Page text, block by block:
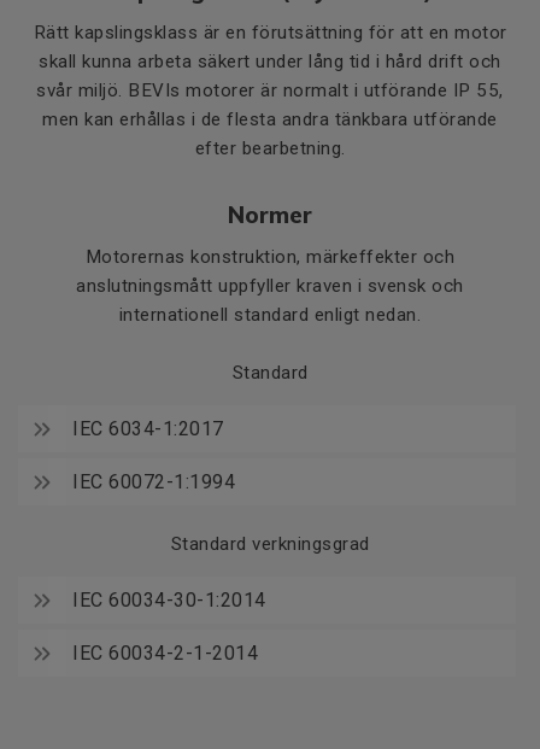
Rätt kapslingsklass är en förutsättning för att en motor
skall kunna arbeta säkert under lång tid i hård drift och
svår miljö. BEVIs motorer är normalt i utförande IP 55,
men kan erhållas i de flesta andra tänkbara utförande
efter bearbetning.
Normer
Motorernas konstruktion, märkeffekter och
anslutningsmått uppfyller kraven i svensk och
internationell standard enligt nedan.
Standard
IEC 6034-1:2017
IEC 60072-1:1994
Standard verkningsgrad
IEC 60034-30-1:2014
IEC 60034-2-1-2014